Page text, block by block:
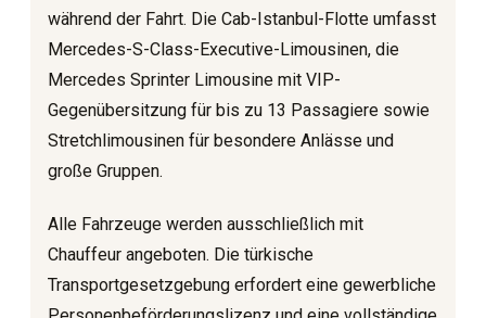
während der Fahrt. Die Cab-Istanbul-Flotte umfasst
Mercedes-S-Class-Executive-Limousinen, die
Mercedes Sprinter Limousine mit VIP-
Gegenübersitzung für bis zu 13 Passagiere sowie
Stretchlimousinen für besondere Anlässe und
große Gruppen.
Alle Fahrzeuge werden ausschließlich mit
Chauffeur angeboten. Die türkische
Transportgesetzgebung erfordert eine gewerbliche